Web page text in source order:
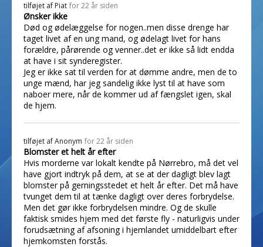
tilføjet af Piat for 22 år siden
Ønsker ikke
Død og ødelæggelse for nogen..men disse drenge har
taget livet af en ung mand, og ødelagt livet for hans
forældre, pårørende og venner..det er ikke så lidt endda
at have i sit synderegister.
Jeg er ikke sat til verden for at dømme andre, men de to
unge mænd, har jeg sandelig ikke lyst til at have som
naboer mere, når de kommer ud af fængslet igen, skal
de hjem.
tilføjet afAnonym for 22 år siden
Blomster et helt år efter
Hvis morderne var lokalt kendte på Nørrebro, må det vel
have gjort indtryk på dem, at se at der dagligt blev lagt
blomster på gerningsstedet et helt år efter. Det må have
tvunget dem til at tænke dagligt over deres forbrydelse.
Men det gør ikke forbrydelsen mindre. Og de skulle
faktisk smides hjem med det første fly - naturligvis under
forudsætning af afsoning i hjemlandet umiddelbart efter
hjemkomsten forstås.